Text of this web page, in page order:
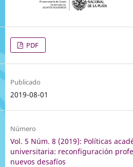
PDF
Publicado
2019-08-01
Número
Vol. 5 Núm. 8 (2019): Políticas
universitaria: reconfiguración
nuevos desafíos